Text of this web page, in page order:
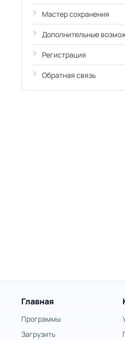
Мастер сохранения
Дополнительные
Регистрация
Обратная связь
Главная
Программы
Загрузить